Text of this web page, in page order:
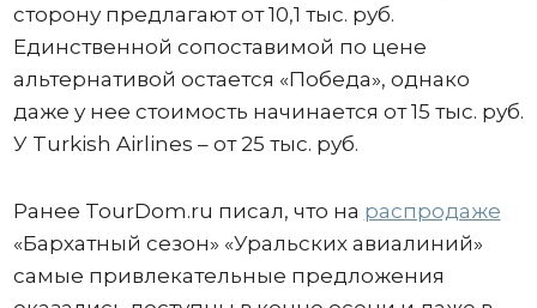
сторону предлагают от 10,1 тыс. руб.
Единственной сопоставимой по цене
альтернативой остается «Победа», однако
даже у нее стоимость начинается от 15 тыс. руб.
У Turkish Airlines – от 25 тыс. руб.
Ранее TourDom.ru писал, что на распродаже
«Бархатный сезон» «Уральских авиалиний»
самые привлекательные предложения